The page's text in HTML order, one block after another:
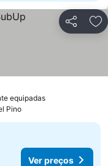
Partilhar
equipadasVer preços
Pino
Ver preços